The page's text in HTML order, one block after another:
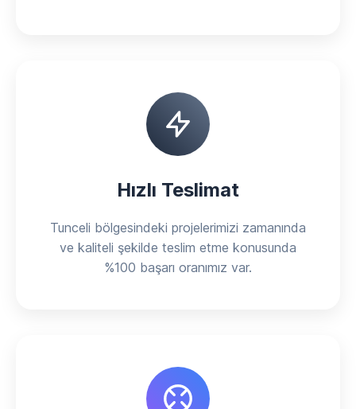
Hızlı Teslimat
Tunceli bölgesindeki projelerimizi zamanında
ve kaliteli şekilde teslim etme konusunda
%100 başarı oranımız var.